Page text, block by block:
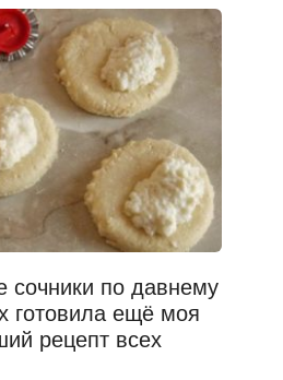
сочники по давнему
готовила ещё моя
рецепт всех